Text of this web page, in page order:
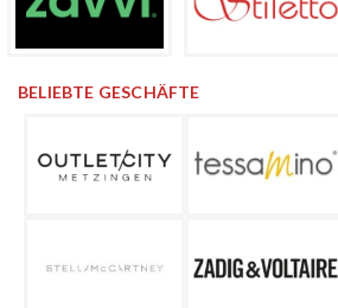
BELIEBTE GESCHÄFTE